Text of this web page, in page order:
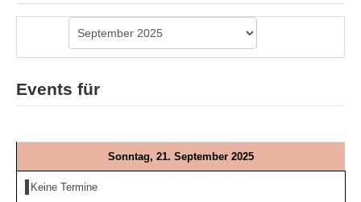
Events für
Sonntag, 21. September 2025
Keine Termine